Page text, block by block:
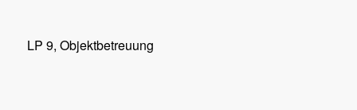
LP 9, Objektbetreuung